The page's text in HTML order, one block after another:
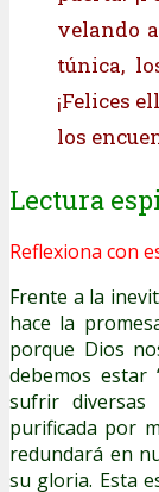
velando
túnica,
¡Felices
los
Lectura
Reflexiona con
Frente a la
hace la
porque Dios
debemos estar
sufrir diversas
purificada por
redundará en
su gloria. Esta